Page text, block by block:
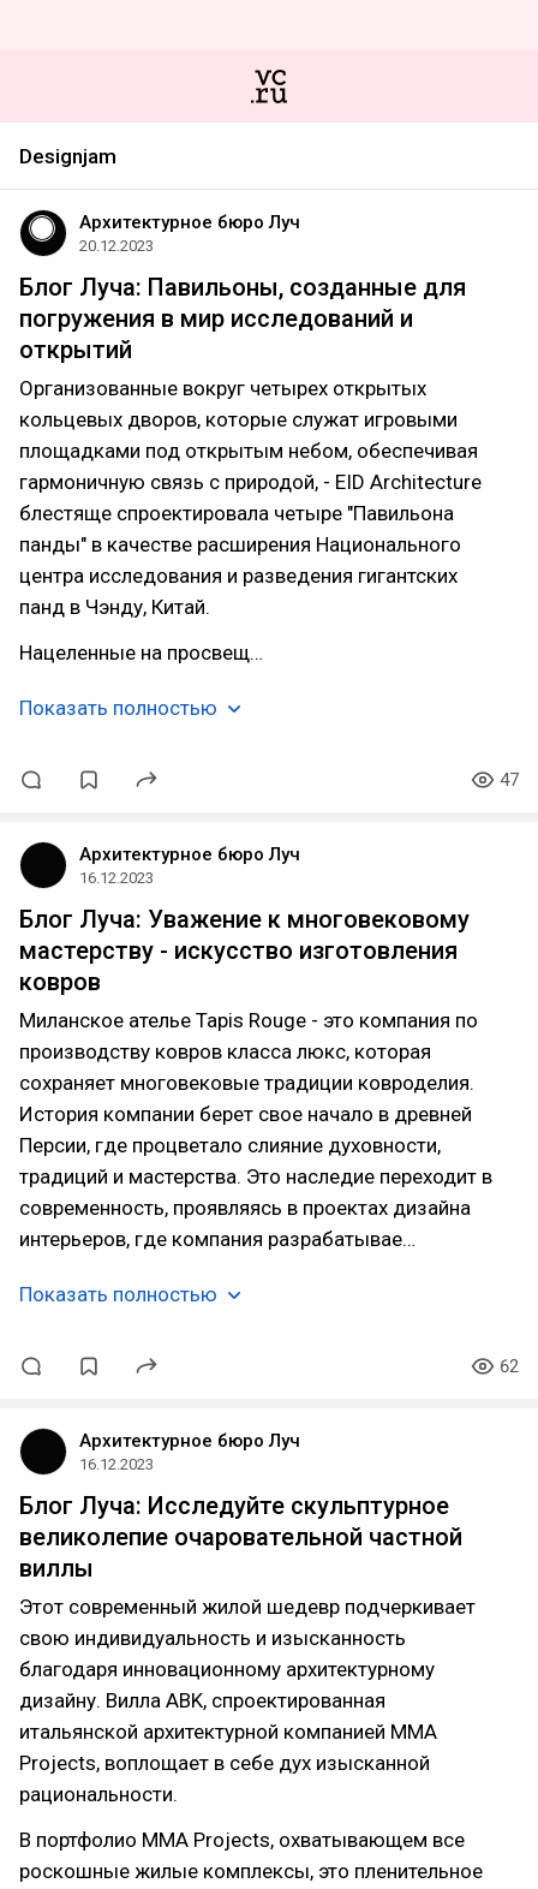
Designjam
Архитектурное бюро Луч
20.12.2023
Блог Луча: Павильоны, созданные для
погружения в мир исследований и
открытий
Организованные вокруг четырех открытых
кольцевых дворов, которые служат игровыми
площадками под открытым небом, обеспечивая
гармоничную связь с природой, - EID Architecture
блестяще спроектировала четыре "Павильона
панды" в качестве расширения Национального
центра исследования и разведения гигантских
панд в Чэнду, Китай.
Нацеленные на просвещ…
Показать полностью
47
Архитектурное бюро Луч
16.12.2023
Блог Луча: Уважение к многовековому
мастерству - искусство изготовления
ковров
Миланское ателье Tapis Rouge - это компания по
производству ковров класса люкс, которая
сохраняет многовековые традиции ковроделия.
История компании берет свое начало в древней
Персии, где процветало слияние духовности,
традиций и мастерства. Это наследие переходит в
современность, проявляясь в проектах дизайна
интерьеров, где компания разрабатывае…
Показать полностью
62
Архитектурное бюро Луч
16.12.2023
Блог Луча: Исследуйте скульптурное
великолепие очаровательной частной
виллы
Этот современный жилой шедевр подчеркивает
свою индивидуальность и изысканность
благодаря инновационному архитектурному
дизайну. Вилла ABK, спроектированная
итальянской архитектурной компанией MMA
Projects, воплощает в себе дух изысканной
рациональности.
В портфолио MMA Projects, охватывающем все
роскошные жилые комплексы, это пленительное